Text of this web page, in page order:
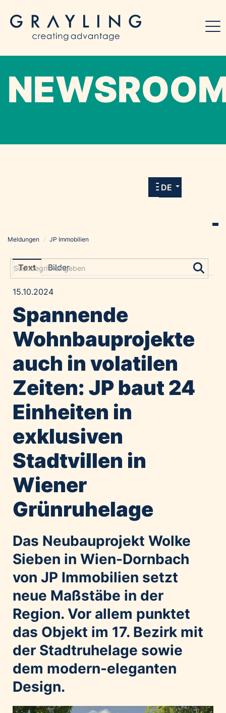
allen Meldungen und Downloads unserer
DE
Grayling Agentur
Alawyer
Amadeus Austrian Music Awards
Constantia Flexibles
Costa Kreuzfahrten
Emirates
Expo 2025 Osaka
GE HealthCare
Home of Work
Huawei Consumer Business Group
IT:U
JP Immobilien
JYSK
Kroatische Zentrale für Tourismus
List Holding Gruppe
Marble House
Mediaplus
Microsoft
Mondelēz Österreich
Muse Electronics
Neuroth
öbv – Österreichischer Bundesverlag
Ökopharm
Palfinger AG
Polestar
Meldungen / JP Immobilien
Text Bilder
15.10.2024
Spannende
Wohnbauprojekte
auch in volatilen
Zeiten: JP baut 24
Einheiten in
exklusiven
Stadtvillen in
Wiener
Grünruhelage
Das Neubauprojekt Wolke
Sieben in Wien-Dornbach
von JP Immobilien setzt
neue Maßstäbe in der
Region. Vor allem punktet
das Objekt im 17. Bezirk mit
der Stadtruhelage sowie
dem modern-eleganten
Design.